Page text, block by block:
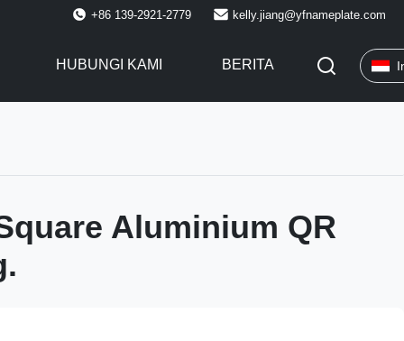
+86 139-2921-2779 kelly.jiang@yfnameplate.com
HUBUNGI KAMI BERITA
Aluminium QR